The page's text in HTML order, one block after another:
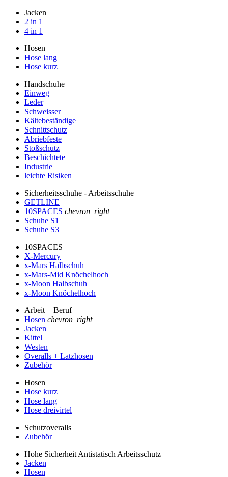
Jacken
2 in 1
4 in 1
Hosen
Hose lang
Hose kurz
Handschuhe
Einweg
Leder
Schweisser
Kältebeständige
Schnittschutz
Abriebfeste
Stoßschutz
Beschichtete
Industrie
leichte Risiken
Sicherheitsschuhe - Arbeitsschuhe
GETLINE
10SPACES chevron_right
Schuhe S1
Schuhe S3
10SPACES
X-Mercury
x-Mars Halbschuh
x-Mars-Mid Knöchelhoch
x-Moon Halbschuh
x-Moon Knöchelhoch
Arbeit + Beruf
Hosen chevron_right
Jacken
Kittel
Westen
Overalls + Latzhosen
Zubehör
Hosen
Hose kurz
Hose lang
Hose dreivirtel
Schutzoveralls
Zubehör
Hohe Sicherheit Antistatisch Arbeitsschutz
Jacken
Hosen